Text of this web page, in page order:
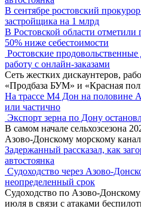
В сентябре ростовский
застройщика на 1 млрд
В Ростовской области отметили
50% ниже себестоимости
Ростовские
работу с онлайн-заказами
Сеть жестких дискаунтеров,
«Продбаза БУМ» и «Красная
На трассе М4 Дон на половине
или частично
Экспорт зерна по Дону
В самом начале сельхозсезона
Азово-Донскому морскому
Задержанный рассказал, как
автостоянка
Судоходство через Азово-
неопределенный срок
Судоходство по Азово-
июля в связи с атаками